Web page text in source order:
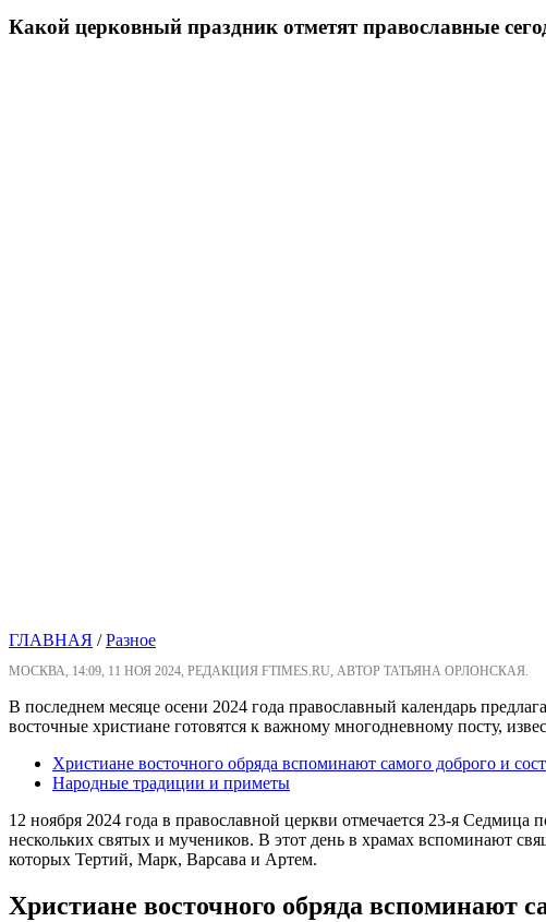
Какой церковный праздник отметят православные
ГЛАВНАЯ /Разное
МОСКВА, 14:09, 11 НОЯ 2024, РЕДАКЦИЯ FTIMES.RU, АВТОР ТАТЬЯНА ОРЛОНСКАЯ.
В последнем месяце осени 2024 года православный календарь
восточные христиане готовятся к важному многодневному посту,
Христиане восточного обряда вспоминают самого доброго и
Народные традиции и приметы
12 ноября 2024 года в православной церкви отмечается 23-я
нескольких святых и мучеников. В этот день в храмах вспоминают
которых Тертий, Марк, Варсава и Артем.
Христиане восточного обряда вспоминают